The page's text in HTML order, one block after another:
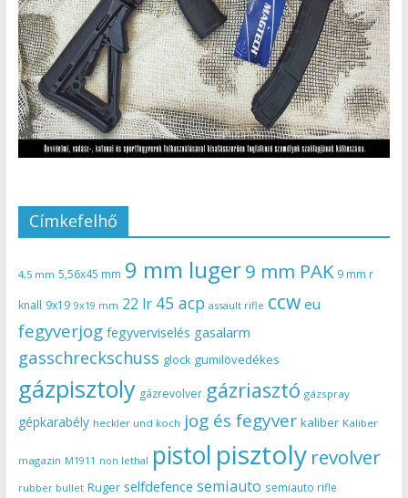
Címkefelhő
4,5 mm 5,56x45 mm 9 mm luger9 mm PAK 9 mm r
knall 9x19 9x19 mm 22 lr 45 acp assault rifle ccw eu
fegyverjog fegyverviselés gasalarm
gasschreckschuss glock gumilövedékes
gázpisztoly gázrevolver gázriasztó gázspray
gépkarabély heckler und koch jog és fegyver kaliber Kaliber
magazin M1911 non lethal pistol pisztoly revolver
rubber bullet Ruger selfdefence semiauto semiauto rifle